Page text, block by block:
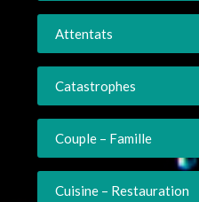
Attentats
Catastrophes
Couple – Famille
Cuisine – Restauration